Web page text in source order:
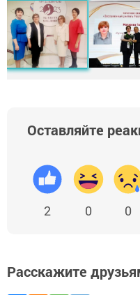
Оставляйте
2 0 0
Расскажите